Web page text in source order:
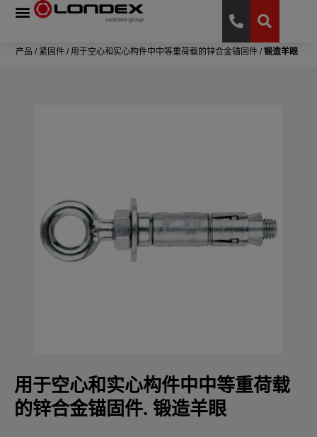
产品 / 紧固件 / 用于空心和实心构件中中等重荷载的锌合金锚固件 /锻造羊眼
用于空心和实心构件中中等重荷载
的锌合金锚固件. 锻造羊眼